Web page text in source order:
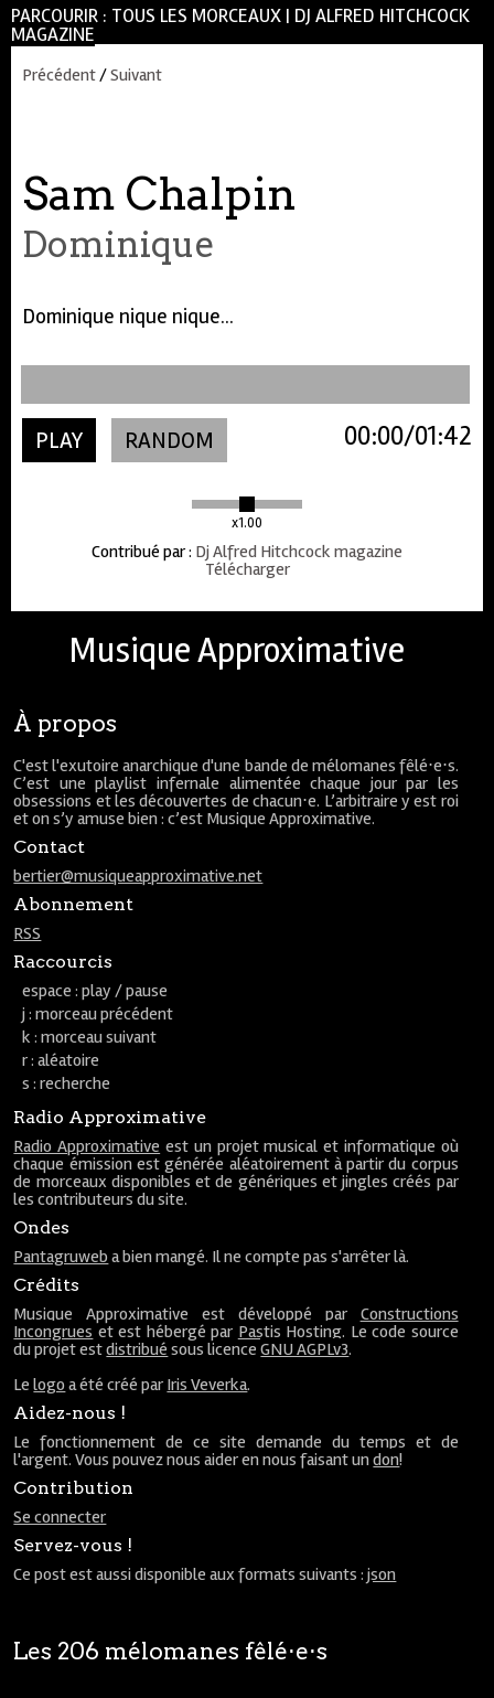
PARCOURIR : TOUS LES MORCEAUX | DJ ALFRED HITCHCOCK
MAGAZINE
Précédent/Suivant
Sam Chalpin
Dominique
Dominique nique nique…
PLAY RANDOM
x1.00
01:42
00:00
Contribué par: Dj Alfred Hitchcock magazine
Télécharger
Musique Approximative
À propos
C'est l'exutoire anarchique d'une bande de mélomanes fêlé⋅e⋅s.
C’est une playlist infernale alimentée chaque jour par les
obsessions et les découvertes de chacun⋅e. L’arbitraire y est roi
et on s’y amuse bien : c’est Musique Approximative.
Contact
bertier@musiqueapproximative.net
Abonnement
RSS
Raccourcis
espace : play / pause
j : morceau précédent
k : morceau suivant
r : aléatoire
s : recherche
Radio Approximative
Radio Approximative est un projet musical et informatique où
chaque émission est générée aléatoirement à partir du corpus
de morceaux disponibles et de génériques et jingles créés par
les contributeurs du site.
Ondes
Pantagruweb a bien mangé. Il ne compte pas s'arrêter là.
Crédits
Musique Approximative est développé par Constructions
Incongrues et est hébergé par Pastis Hosting. Le code source
du projet estdistribué sous licenceGNU AGPLv3.
Lelogo a été créé par Iris Veverka.
Aidez-nous !
Le fonctionnement de ce site demande du temps et de
l'argent. Vous pouvez nous aider en nous faisant undon!
Contribution
Se connecter
Servez-vous !
Ce post est aussi disponible aux formats suivants :json
Les 206 mélomanes fêlé⋅e⋅s